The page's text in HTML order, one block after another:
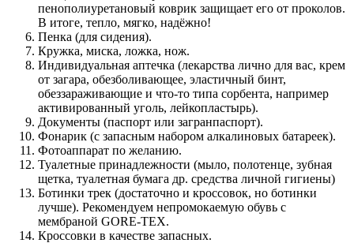
пенополиуретановый коврик защищает его от проколов.
В итоге, тепло, мягко, надёжно!
Пенка (для сидения).
Кружка, миска, ложка, нож.
Индивидуальная аптечка (лекарства лично для вас, крем
от загара, обезболивающее, эластичный бинт,
обеззараживающие и что-то типа сорбента, например
активированный уголь, лейкопластырь).
Документы (паспорт или загранпаспорт).
Фонарик (с запасным набором алкалиновых батареек).
Фотоаппарат по желанию.
Туалетные принадлежности (мыло, полотенце, зубная
щетка, туалетная бумага др. средства личной гигиены)
Ботинки трек (достаточно и кроссовок, но ботинки
лучше). Рекомендуем непромокаемую обувь с
мембраной GORE-TEX.
Кроссовки в качестве запасных.